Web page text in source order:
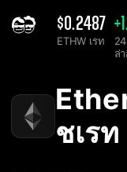
$0.2487
ETHW เรท
ล่
ชเรท